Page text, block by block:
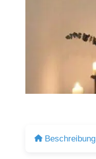
Beschreibung